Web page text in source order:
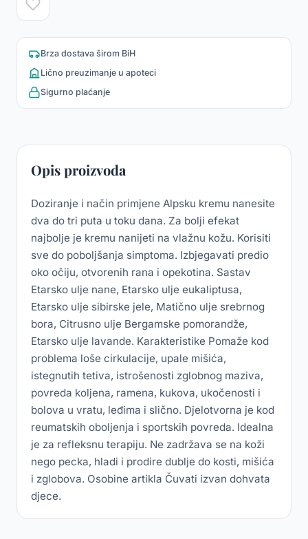
Brza dostava širom BiH
Lično preuzimanje u apoteci
Sigurno plaćanje
Opis proizvoda
Doziranje i način primjene Alpsku kremu nanesite
dva do tri puta u toku dana. Za bolji efekat
najbolje je kremu nanijeti na vlažnu kožu. Korisiti
sve do poboljšanja simptoma. Izbjegavati predio
oko očiju, otvorenih rana i opekotina. Sastav
Etarsko ulje nane, Etarsko ulje eukaliptusa,
Etarsko ulje sibirske jele, Matično ulje srebrnog
bora, Citrusno ulje Bergamske pomorandže,
Etarsko ulje lavande. Karakteristike Pomaže kod
problema loše cirkulacije, upale mišića,
istegnutih tetiva, istrošenosti zglobnog maziva,
povreda koljena, ramena, kukova, ukočenosti i
bolova u vratu, leđima i slično. Djelotvorna je kod
reumatskih oboljenja i sportskih povreda. Idealna
je za refleksnu terapiju. Ne zadržava se na koži
nego pecka, hladi i prodire dublje do kosti, mišića
i zglobova. Osobine artikla Čuvati izvan dohvata
djece.